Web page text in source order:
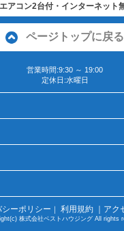
アコン2台付・インターネット
ページトップに戻る
営業時間:9:30 ～ 19:00
定休日:水曜日
シーポリシー ｜ 利用規約 ｜アク
株式会社ベストハウジング All rights